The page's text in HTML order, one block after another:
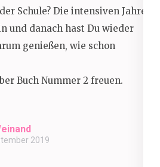
Schule? Die intensiven Jahre
und danach hast Du wieder
genießen, wie schon
Buch Nummer 2 freuen.
2019